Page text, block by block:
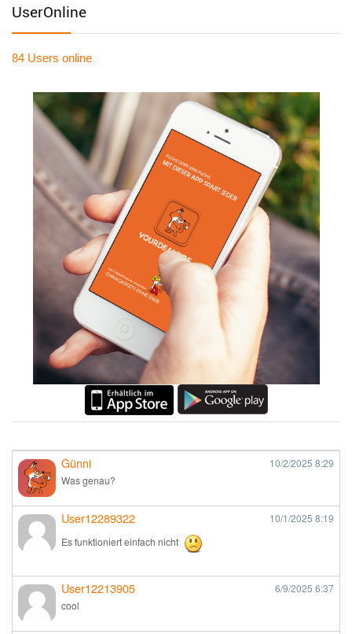
UserOnline
84 Users online
Günni 10/2/2025 8:29
Was genau?
User12289322 10/1/2025 8:19
Es funktioniert einfach nicht
User12213905 6/9/2025 6:37
cool